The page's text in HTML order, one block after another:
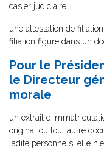
casier judiciaire
une attestation de
filiation figure dans un
Pour le
le Directeur
morale
un extrait
original ou tout autre
ladite personne si elle